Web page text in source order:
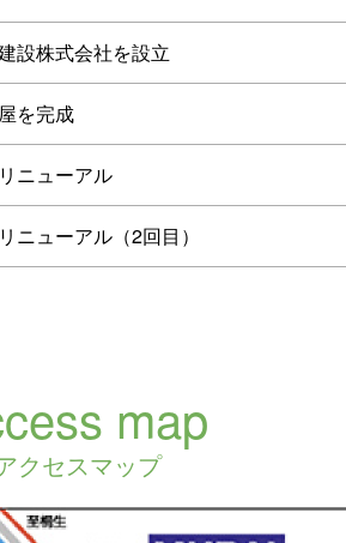
設株式会社を設立
を完成
ニューアル
ニューアル（2回目）
map
クセスマップ